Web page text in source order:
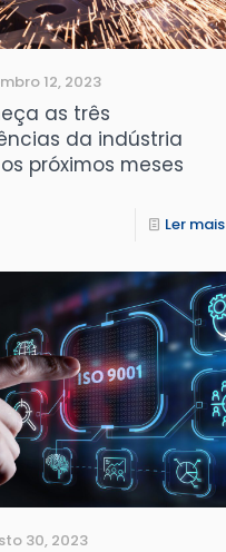
12, 2023
as três
da indústria
próximos meses
Ler mais
30, 2023